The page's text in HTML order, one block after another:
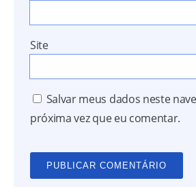
Site
Salvar meus dados neste
próxima vez que eu comentar.